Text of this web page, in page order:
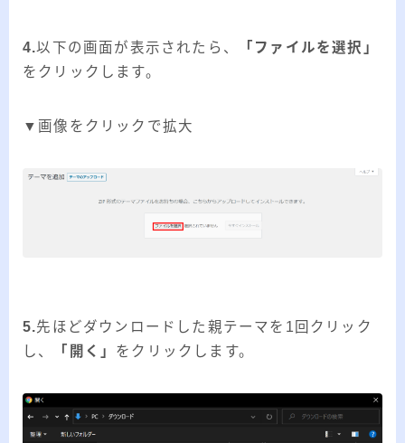
4.以下の画面が表示されたら、
「ファイルを選択」
をクリックします。
▼画像をクリックで拡大
5.先ほどダウンロードした親テーマを1回クリック
し、
「開く」 をクリックします。